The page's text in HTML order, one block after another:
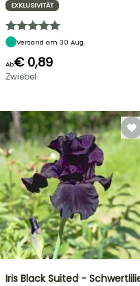
EXKLUSIVITÄT
Versand am 30 Aug.
Ab€ 0,89
Zwiebel
Iris Black Suited -